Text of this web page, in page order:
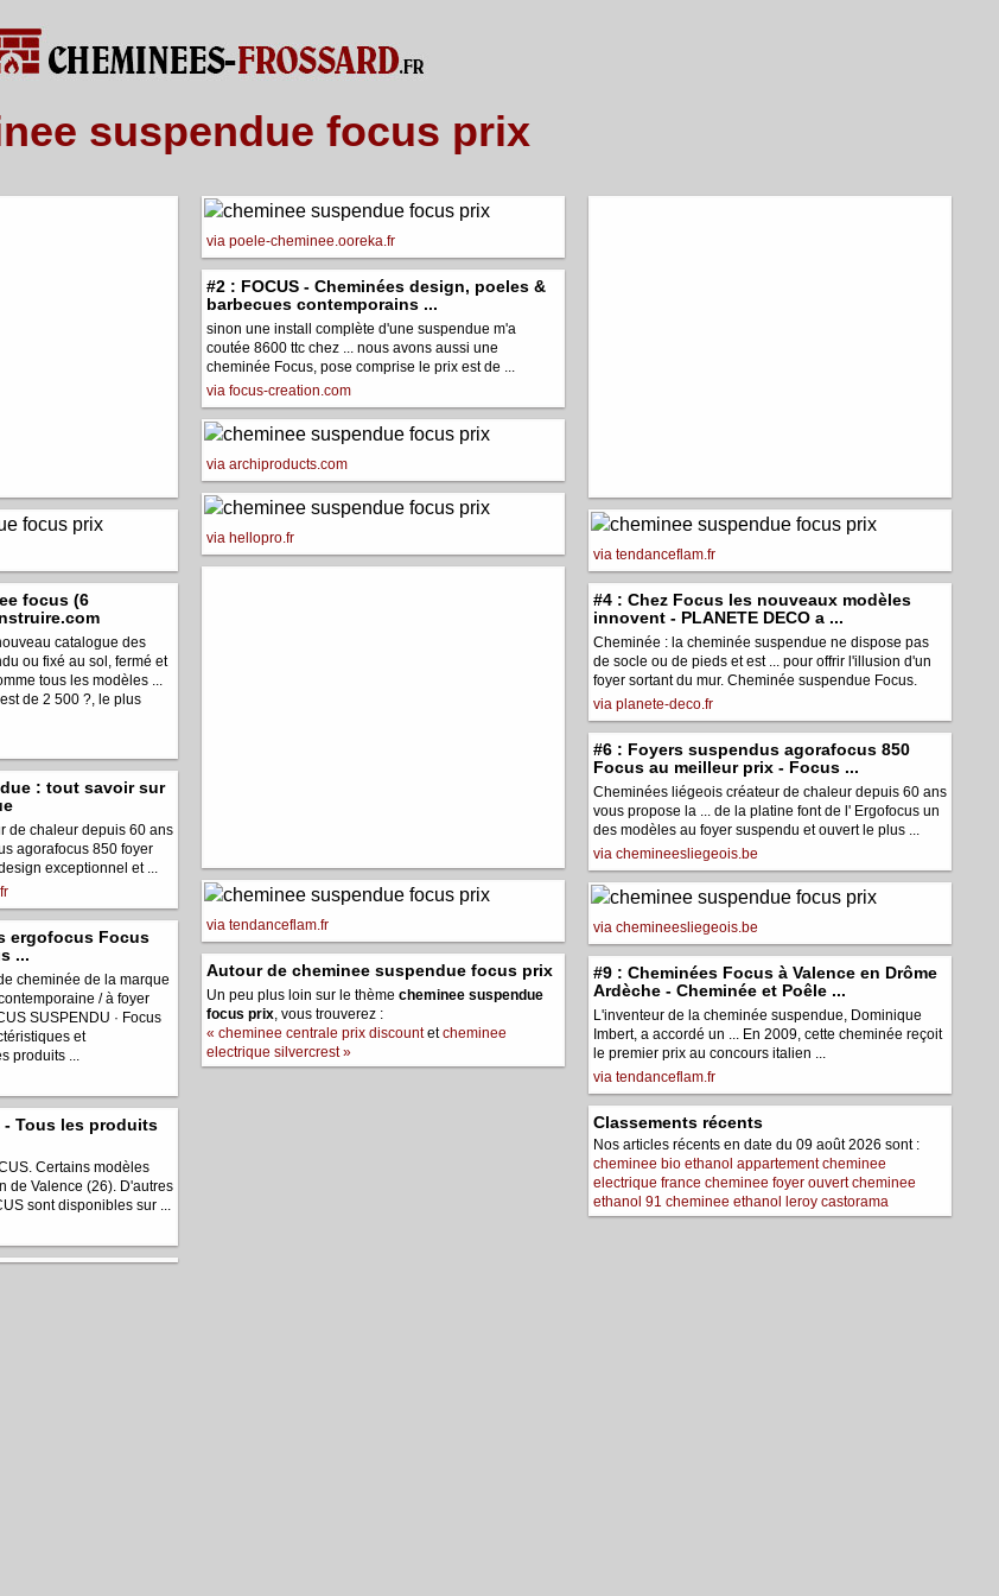
suspendue focus prix
focus (6
catalogue des
ou fixé au sol, fermé et
tous les modèles ...
de 2 500 ?, le plus
: tout savoir sur
de chaleur depuis 60 ans
agorafocus 850 foyer
exceptionnel et ...
ergofocus Focus
...
cheminée de la marque
/ à foyer
SUSPENDU · Focus
et
produits ...
- Tous les produits
Certains modèles
de Valence (26). D'autres
sont disponibles sur ...
via poele-cheminee.ooreka.fr
#2 : FOCUS - Cheminées design, poeles &
barbecues contemporains ...
sinon une install complète d'une suspendue m'a
coutée 8600 ttc chez ... nous avons aussi une
cheminée Focus, pose comprise le prix est de ...
via focus-creation.com
via archiproducts.com
via hellopro.fr
via tendanceflam.fr
Autour de cheminee suspendue focus prix
Un peu plus loin sur le thème cheminee suspendue
focus prix, vous trouverez :
« cheminee centrale prix discountetcheminee
electrique silvercrest »
via tendanceflam.fr
#4 : Chez Focus les nouveaux modèles
innovent - PLANETE DECO a ...
Cheminée : la cheminée suspendue ne dispose pas
de socle ou de pieds et est ... pour offrir l'illusion d'un
foyer sortant du mur. Cheminée suspendue Focus.
via planete-deco.fr
#6 : Foyers suspendus agorafocus 850
Focus au meilleur prix - Focus ...
Cheminées liégeois créateur de chaleur depuis 60 ans
vous propose la ... de la platine font de l' Ergofocus un
des modèles au foyer suspendu et ouvert le plus ...
via chemineesliegeois.be
via chemineesliegeois.be
#9 : Cheminées Focus à Valence en Drôme
Ardèche - Cheminée et Poêle ...
L'inventeur de la cheminée suspendue, Dominique
Imbert, a accordé un ... En 2009, cette cheminée reçoit
le premier prix au concours italien ...
via tendanceflam.fr
Classements récents
Nos articles récents en date du 09 août 2026 sont :
cheminee bio ethanol appartement cheminee
electrique france cheminee foyer ouvert cheminee
ethanol 91 cheminee ethanol leroy castorama